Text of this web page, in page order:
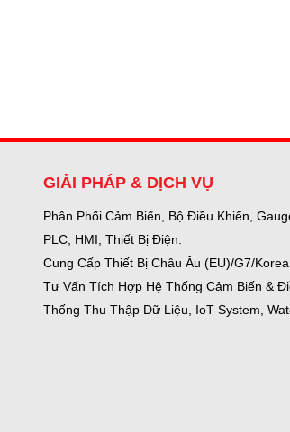
GIẢI PHÁP & DỊCH VỤ
Phân Phối Cảm Biến, Bộ Điều Khiển,
PLC, HMI, Thiết Bị Điện.
Cung Cấp Thiết Bị Châu Âu (EU)/G7/Korea.
Tư Vấn Tích Hợp Hệ Thống Cảm Biến &
Thống Thu Thập Dữ Liệu, IoT System,